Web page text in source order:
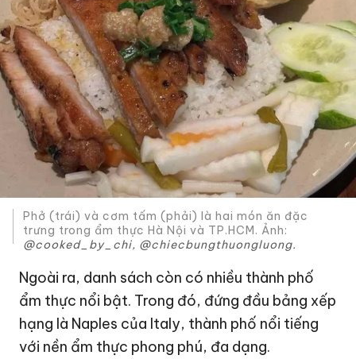
Phở (trái) và cơm tấm (phải) là hai món ăn đặc
trưng trong ẩm thực Hà Nội và TP.HCM. Ảnh:
@cooked_by_chi, @chiecbungthuongluong.
Ngoài ra, danh sách còn có nhiều thành phố
ẩm thực nổi bật. Trong đó, đứng đầu bảng xếp
hạng là Naples của Italy, thành phố nổi tiếng
với nền ẩm thực phong phú, đa dạng.